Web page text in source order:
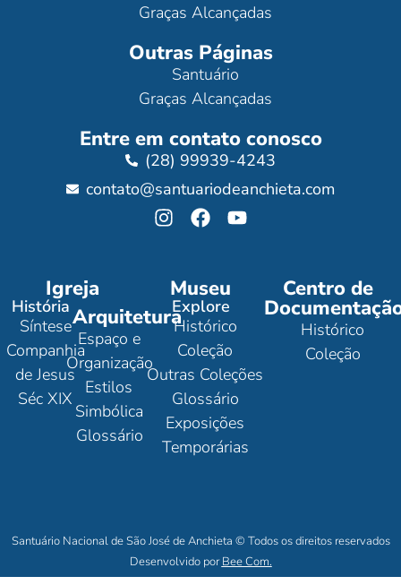
Graças Alcançadas
Outras Páginas
Santuário
Graças Alcançadas
Entre em contato conosco
(28) 99939-4243
contato@santuariodeanchieta.com
Igreja
História
Síntese
Companhia
de Jesus
Séc XIX
Arquitetura
Espaço e
Organização
Estilos
Simbólica
Glossário
Museu
Explore
Histórico
Coleção
Outras Coleções
Glossário
Exposições
Temporárias
Centro de
Histórico
Coleção
Santuário Nacional de São José de Anchieta © Todos os direitos reservados
Desenvolvido porBee Com.